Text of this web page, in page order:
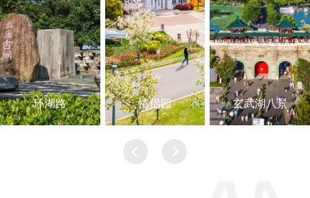
环湖路 情侣园 玄武湖八景